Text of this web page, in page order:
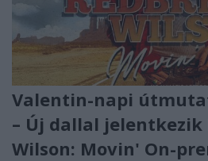
Valentin-napi
– Új dallal jelentkezik
Wilson: Movin' On-